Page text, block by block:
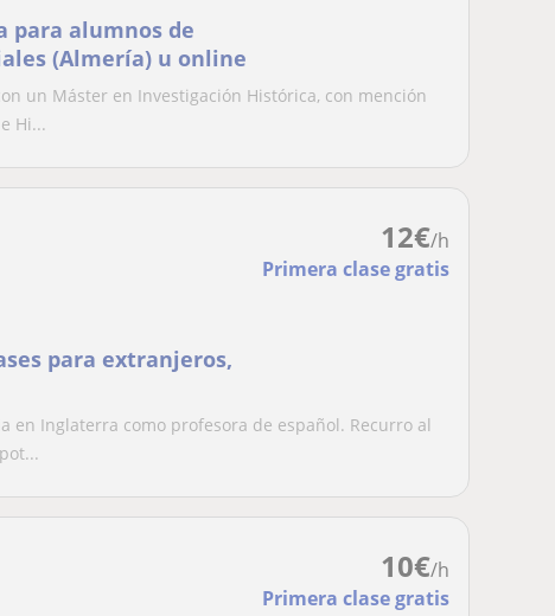
para alumnos de
(Almería) u online
un Máster en Investigación Histórica, con mención
Hi...
12€/h
Primera clase gratis
para extranjeros,
en Inglaterra como profesora de español. Recurro al
10€/h
Primera clase gratis